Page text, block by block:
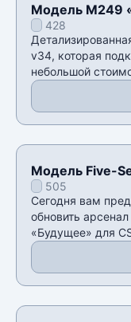
Модель M249
428
v34, которая
небольшой
Модель Five-
505
Сегодня вам
обновить
«Будущее» для